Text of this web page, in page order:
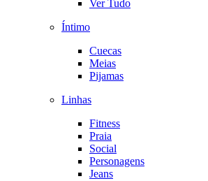
Ver Tudo
Íntimo
Cuecas
Meias
Pijamas
Linhas
Fitness
Praia
Social
Personagens
Jeans